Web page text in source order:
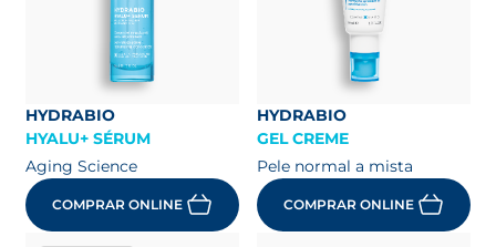
HYDRABIO
HYALU+ SÉRUM
Aging Science
COMPRAR ONLINE
HYDRABIO
GEL CREME
Pele normal a mista
COMPRAR ONLINE